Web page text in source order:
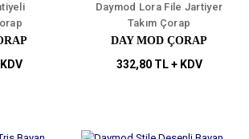
Daymod Lora File Jartiyer
Takım Çorap
DAY MOD ÇORAP
332,80 TL + KDV